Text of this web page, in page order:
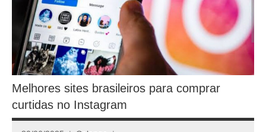
Melhores sites brasileiros para comprar
curtidas no Instagram